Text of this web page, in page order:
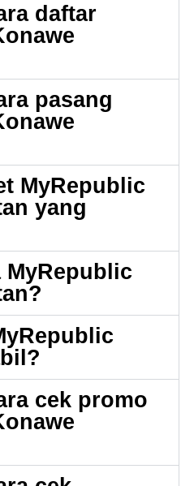
daftar
pasang
MyRepublic
yang
MyRepublic
cek promo